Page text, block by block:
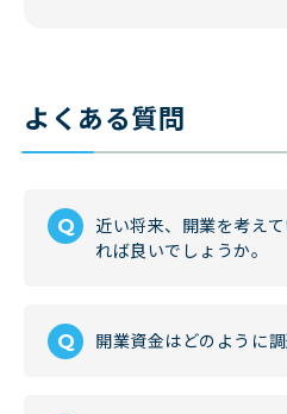
よくある質問
近い将来、開業を考え
れば良いでしょうか。
開業資金はどのように